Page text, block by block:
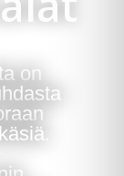
on